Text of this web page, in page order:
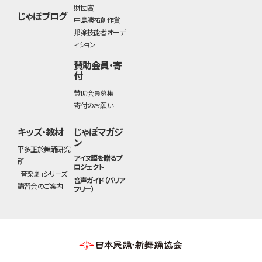
じゃぽブログ
財団賞
中島勝祐創作賞
邦楽技能者オーデ
ィション
賛助会員・寄
付
賛助会員募集
寄付のお願い
キッズ・教材
平多正於舞踊研究
所
「音楽劇」シリーズ
講習会のご案内
じゃぽマガジ
ン
アイヌ語を贈るプ
ロジェクト
音声ガイド（バリア
フリー）